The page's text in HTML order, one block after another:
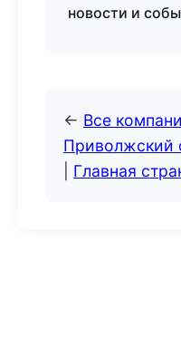
новости и
← Все
Приволжский
Главная